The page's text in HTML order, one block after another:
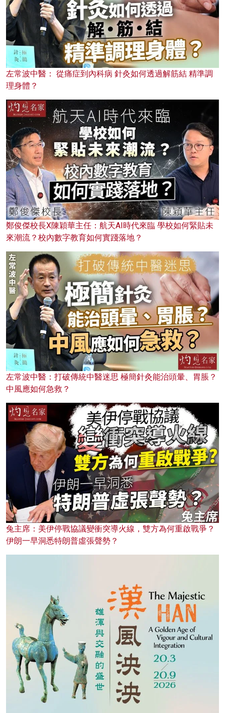
左常波中醫： 從痛症到內科病 針灸如何透過解筋結 精準調
理身體？
鄭俊傑校長X陳穎華主任：航天AI時代來臨 學校如何緊貼未
來潮流？校內數字教育如何實踐落地？
左常波中醫：打破傳統中醫迷思 極簡針灸能治頭暈、胃脹？
中風應如何急救？
兔主席：美伊停戰協議變衝突導火線，雙方為何重啟戰爭？
伊朗一早洞悉特朗普虛張聲勢？